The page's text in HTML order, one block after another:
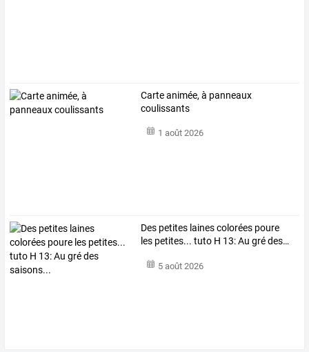
Carte animée, à panneaux
coulissants
1 août 2026
Des petites lainescolorées poure
les petites... tuto H 13:Au grédes…
5 août 2026